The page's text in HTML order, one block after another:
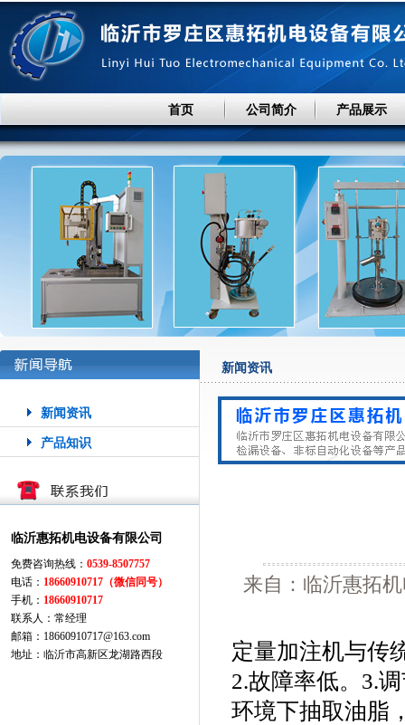
首页 公司简介 产品展示
新闻资讯
产品知识
临沂惠拓机电设备有限公司
免费咨询热线：0539-8507757
电话： 18660910717（微信同号）
手机： 18660910717
联系人：常经理
邮箱：18660910717@163.com
地址：临沂市高新区龙湖路西段
新闻资讯
来自：临沂惠拓
定量加注机与传
2.故障率低。3.
环境下抽取油脂